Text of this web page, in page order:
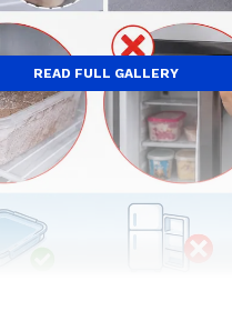
READ FULL GALLERY